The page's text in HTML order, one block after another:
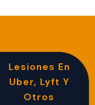
Lesiones En
Uber, Lyft Y
Otros